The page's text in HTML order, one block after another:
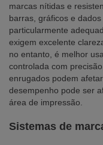
marcas nítidas e
barras, gráficos e
particularmente
exigem excelente
no entanto, é melhor
controlada com
enrugados podem
desempenho pode ser
área de impressão.
Sistemas de